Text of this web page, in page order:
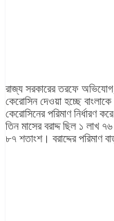
রাজ্য সরকারের তরফে
কেরোসিন দেওয়া হচ্ছে
কেরোসিনের পরিমাণ নির্ধারণ
তিন মাসের বরাদ্দ ছিল ১ লাখ
৮৭ শতাংশ। বরাদ্দের পরিমাণ